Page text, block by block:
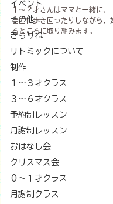
イベント
その他
きらりね
リトミックについて
制作
１〜３才クラス
３〜６才クラス
予約制レッスン
月謝制レッスン
おはなし会
クリスマス会
０～１才クラス
月謝制クラス
１〜２才さんはママと一緒に、
自由に歩き回ったりしながら、
るところに取り組みます。